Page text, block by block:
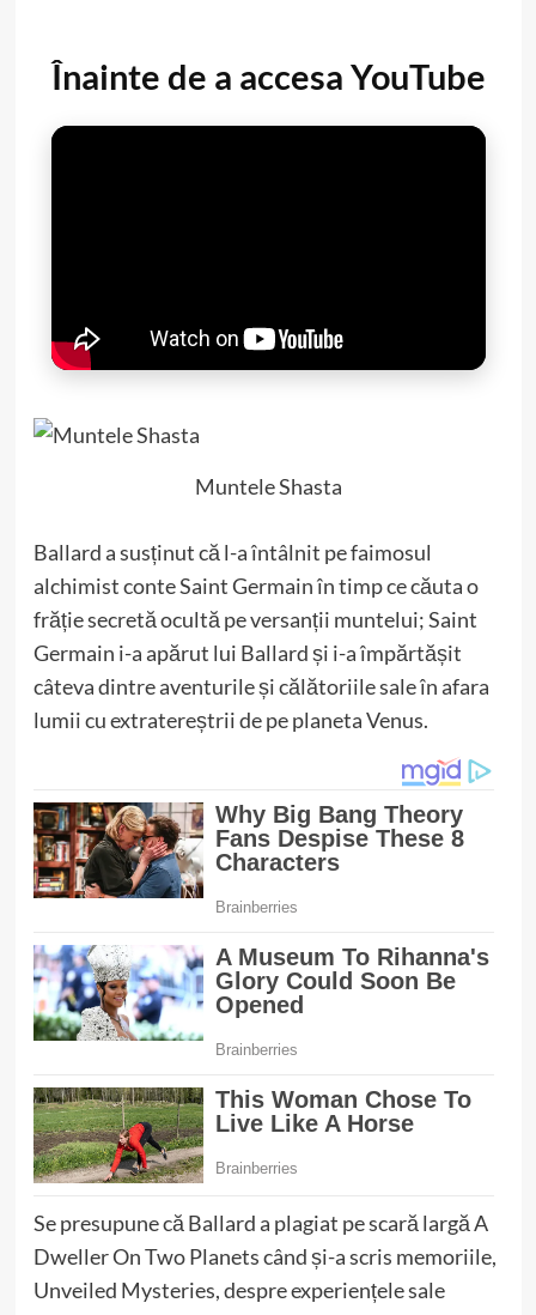
Înainte de a accesa YouTube
Muntele Shasta
Ballard a susținut că l-a întâlnit pe faimosul
alchimist conte Saint Germain în timp ce căuta o
frăție secretă ocultă pe versanții muntelui; Saint
Germain i-a apărut lui Ballard și i-a împărtășit
câteva dintre aventurile și călătoriile sale în afara
lumii cu extratereștrii de pe planeta Venus.
Se presupune că Ballard a plagiat pe scară largă A
Dweller On Two Planets când și-a scris memoriile,
Unveiled Mysteries, despre experiențele sale